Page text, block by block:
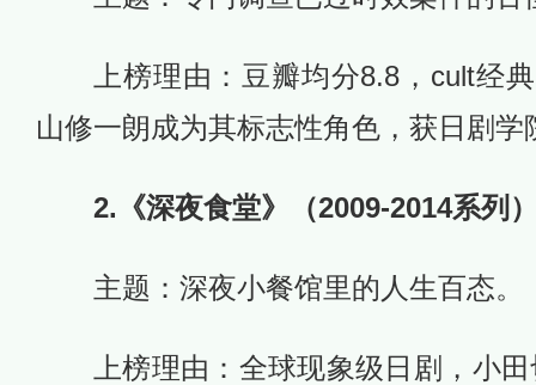
上榜理由：豆瓣均分8.8，cult经
山修一朗成为其标志性角色，获日剧学
2.《深夜食堂》（2009-2014系列
主题：深夜小餐馆里的人生百态。
上榜理由：全球现象级日剧，小